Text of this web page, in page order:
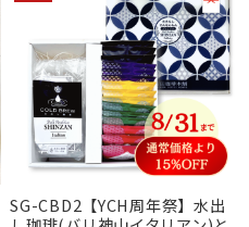
SG-CBD2【YCH周年祭】水出